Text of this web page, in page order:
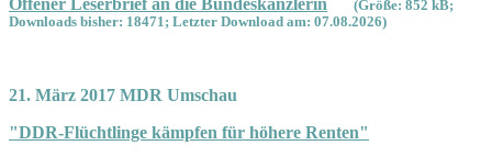
(Größe: 852 kB;
Downloads bisher: 18471; Letzter Download am: 07.08.2026)
21. März 2017 MDR Umschau
"DDR-Flüchtlinge kämpfen für höhere Renten"